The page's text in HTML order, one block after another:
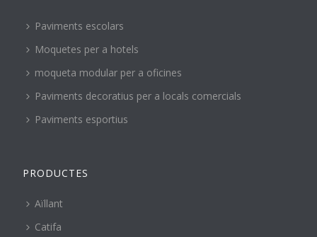
Paviments escolars
Moquetes per a hotels
moqueta modular per a oficines
Paviments decoratius per a locals comercials
Paviments esportius
PRODUCTES
Aïllant
Catifa